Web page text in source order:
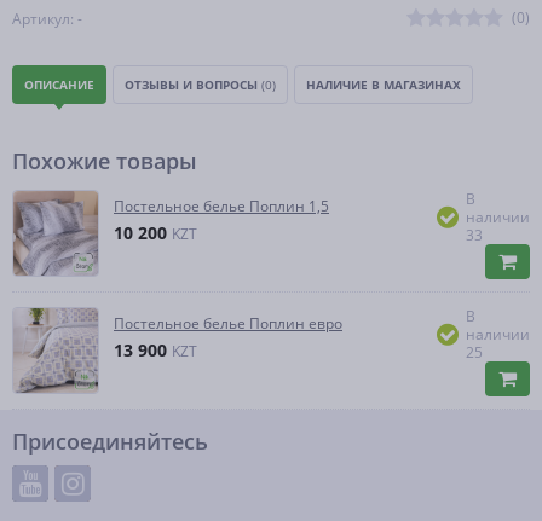
Артикул: - (0)
ОПИСАНИЕ ОТЗЫВЫ И ВОПРОСЫ (0) НАЛИЧИЕ В МАГАЗИНАХ
Похожие товары
Постельное белье Поплин 1,5
10 200 KZT
В
наличии
33
Постельное белье Поплин евро
13 900 KZT
В
наличии
25
Присоединяйтесь